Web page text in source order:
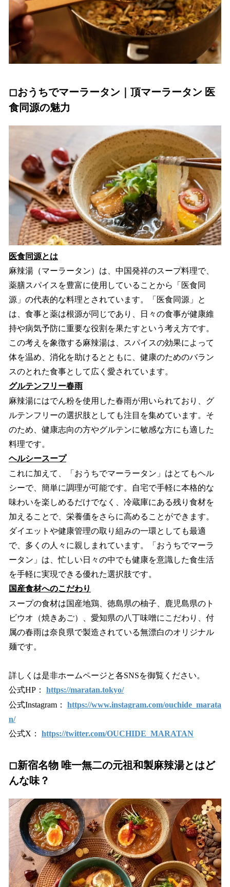
◻︎おうちでマーラータン｜頂マーラータン 医
食同源の魅力
医食同源とは
麻辣湯（マーラータン）は、中国発祥のスープ料理で、
薬膳スパイスを豊富に使用していることから「医食同
源」の代表的な料理とされています。「医食同源」と
は、食事と薬は根源が同じであり、日々の食事が健康維
持や病気予防に重要な役割を果たすという考え方です。
この考えを象徴する麻辣湯は、スパイスの効果によって
体を温め、消化を助けるとともに、健康のためのバラン
スのとれた食事として広く愛されています。
グルテンフリー春雨
麻辣湯にはでん粉を使用した春雨が用いられており、グ
ルテンフリーの選択肢としても注目を集めています。そ
のため、健康志向の方やグルテンに敏感な方にも適した
料理です。
ヘルシースープ
これに加えて、「おうちでマーラータン」はとてもヘル
シーで、簡単に調理が可能です。自宅で手軽に本格的な
味わいを楽しめるだけでなく、冷蔵庫にある残り食材を
加えることで、栄養価をさらに高めることができます。
ダイエットや健康管理の取り組みの一環としても最適
で、多くの人々に親しまれています。「おうちでマーラ
ータン」は、忙しい日々の中でも健康を意識した食生活
を手軽に実現できる優れた選択肢です。
国産食材へのこだわり
スープの食材は国産地鶏、徳島県の柚子、鹿児島県のト
ビウオ（焼きあご）、愛知県の八丁味噌にこだわり、付
属の春雨は奈良県で製造されている無漂白のオリジナル
麺です。
詳しくは是非ホームページと各SNSを御覧ください。
公式HP：
https://maratan.tokyo/
公式Instagram：
https://www.instagram.com/ouchide_marata
n/
公式X： https://twitter.com/OUCHIDE_MARATAN
◻︎新宿名物 唯一無二の元祖和製麻辣湯とはど
んな味？